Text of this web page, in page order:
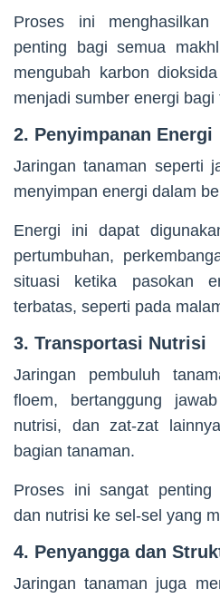
Proses ini
penting bagi semua
mengubah karbon
menjadi sumber energi bagi
2. Penyimpanan Energi
Jaringan tanaman seperti
menyimpan energi dalam
Energi ini dapat
pertumbuhan,
situasi ketika pasokan
terbatas, seperti pada
3. Transportasi Nutrisi
Jaringan pembuluh
floem, bertanggung
nutrisi, dan zat-zat
bagian tanaman.
Proses ini sangat
dan nutrisi ke sel-sel yang
4. Penyangga dan
Jaringan tanaman juga